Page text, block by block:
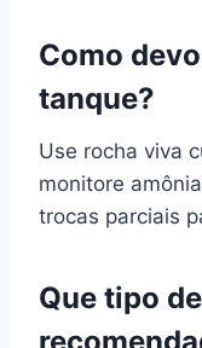
Como
tanque?
Use rocha viva
monitore
trocas parciais
Que tipo